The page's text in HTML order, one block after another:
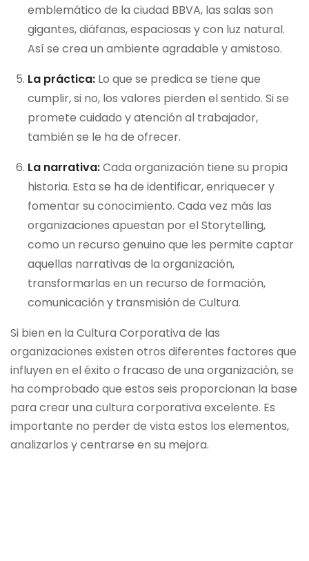
emblemático de la ciudad BBVA, las salas son
gigantes, diáfanas, espaciosas y con luz natural.
Así se crea un ambiente agradable y amistoso.
La práctica: Lo que se predica se tiene que
cumplir, si no, los valores pierden el sentido. Si se
promete cuidado y atención al trabajador,
también se le ha de ofrecer.
La narrativa:Cada organización tiene su propia
historia. Esta se ha de identificar, enriquecer y
fomentar su conocimiento. Cada vez más las
organizaciones apuestan por el Storytelling,
como un recurso genuino que les permite captar
aquellas narrativas de la organización,
transformarlas en un recurso de formación,
comunicación y transmisión de Cultura.
Si bien en la Cultura Corporativa de las
organizaciones existen otros diferentes factores que
influyen en el éxito o fracaso de una organización, se
ha comprobado que estos seis proporcionan la base
para crear una cultura corporativa excelente. Es
importante no perder de vista estos los elementos,
analizarlos y centrarse en su mejora.